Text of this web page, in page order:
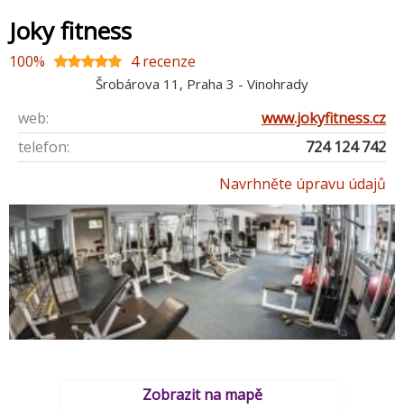
Joky fitness
100% 4 recenze
Šrobárova 11, Praha 3 - Vinohrady
web:
www.jokyfitness.cz
telefon:
724 124 742
Navrhněte úpravu údajů
Zobrazit na mapě